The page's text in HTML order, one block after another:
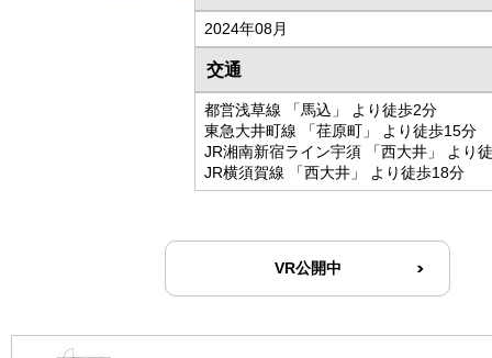
2024年08月
交通
都営浅草線 「馬込」 より徒歩2分
東急大井町線 「荏原町」 より徒歩15分
JR湘南新宿ライン宇須 「西大井」 より
JR横須賀線 「西大井」 より徒歩18分
VR公開中